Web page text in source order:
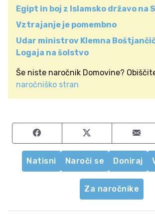
Egipt in boj z Islamsko državo na
Vztrajanje je pomembno
Udar ministrov Klemna
Logaja na šolstvo
Še niste naročnik Domovine?
naročniško stran
Share on Facebook
Share on
Natisni Naroči se Doniraj
Za naročnike